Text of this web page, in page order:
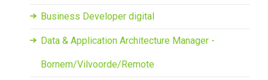
Business Developer digital
Data & Application Architecture Manager -
Bornem/Vilvoorde/Remote